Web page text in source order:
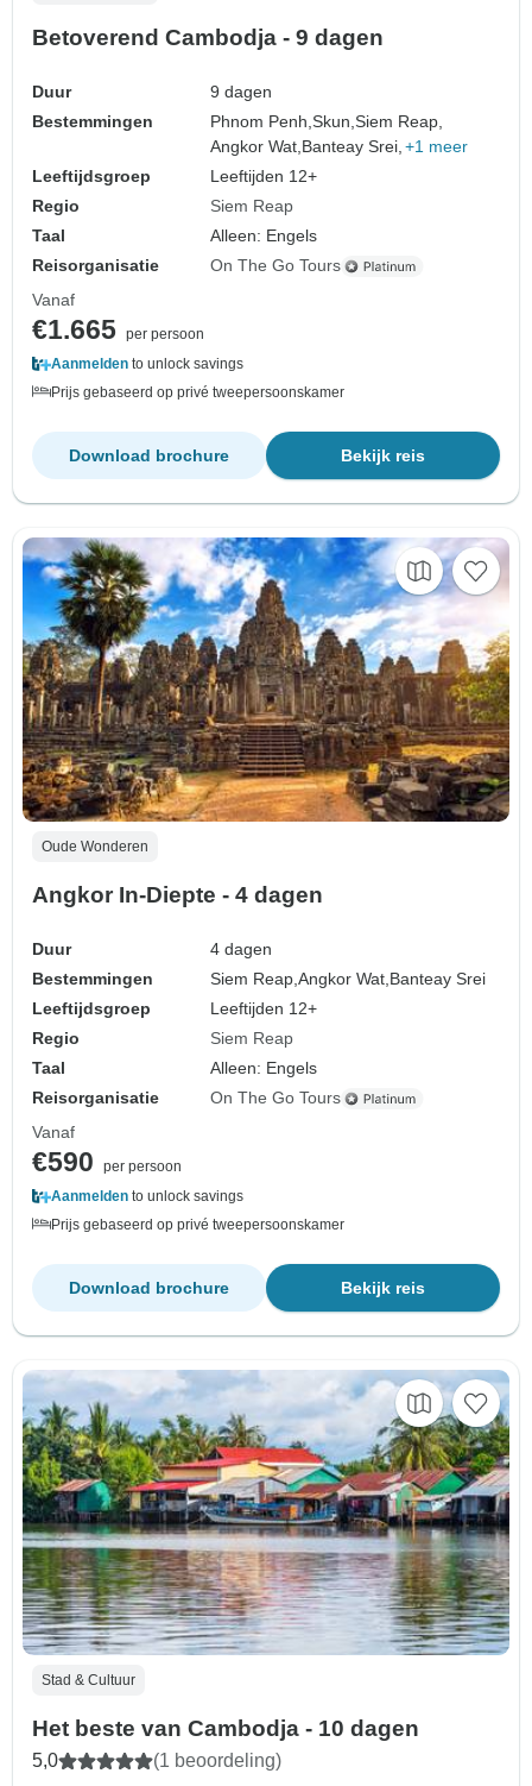
Betoverend Cambodja - 9 dagen
Duur
9 dagen
Bestemmingen
Phnom Penh,Skun,Siem Reap,
Angkor Wat,Banteay Srei, +1 meer
Leeftijdsgroep
Leeftijden 12+
Regio
Siem Reap
Taal
Alleen: Engels
Reisorganisatie
On The Go Tours
Vanaf
€1.665 per persoon
Aanmelden to unlock savings
Prijs gebaseerd op privé tweepersoonskamer
Bekijk reis
Download brochure
Oude Wonderen
Angkor In-Diepte - 4 dagen
Duur
4 dagen
Bestemmingen
Siem Reap,Angkor Wat,Banteay Srei
Leeftijdsgroep
Leeftijden 12+
Regio
Siem Reap
Taal
Alleen: Engels
Reisorganisatie
On The Go Tours
Vanaf
€590
per persoon
Aanmelden to unlock savings
Prijs gebaseerd op privé tweepersoonskamer
Bekijk reis
Download brochure
Stad & Cultuur
Het beste van Cambodja - 10 dagen
5,0 (1 beoordeling)